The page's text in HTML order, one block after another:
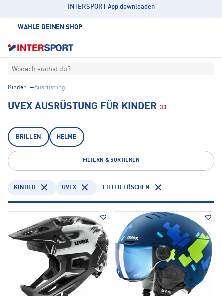
INTERSPORT App downloaden
WÄHLE DEINEN SHOP
Wonach suchst du?
Kinder Ausrüstung
UVEX AUSRÜSTUNG FÜR KINDER 33
BRILLEN HELME
FILTERN & SORTIEREN
KINDER UVEX FILTER LÖSCHEN